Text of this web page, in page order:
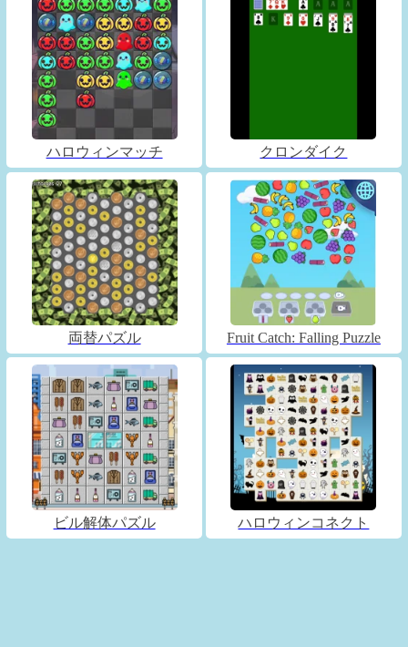
ハロウィンマッチ クロンダイク
両替パズル Fruit Catch: Falling Puzzle
ビル解体パズル ハロウィンコネクト